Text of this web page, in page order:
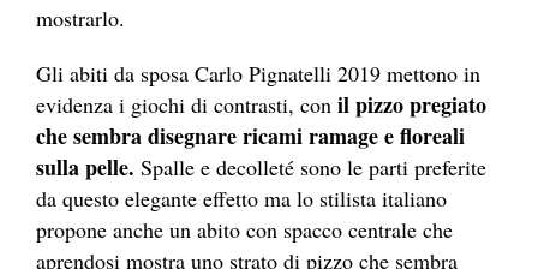
mostrarlo.
Gli abiti da sposa Carlo Pignatelli 2019 mettono in
evidenza i giochi di contrasti, con il pizzo pregiato
che sembra disegnare ricami ramage e floreali
sulla pelle. Spalle e decolleté sono le parti preferite
da questo elegante effetto ma lo stilista italiano
propone anche un abito con spacco centrale che
aprendosi mostra uno strato di pizzo che sembra